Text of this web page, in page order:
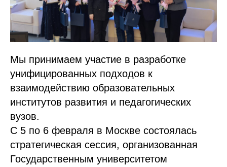
Мы принимаем участие в разработке
унифицированных подходов к
взаимодействию образовательных
институтов развития и педагогических
вузов.
С 5 по 6 февраля в Москве состоялась
стратегическая сессия, организованная
Государственным университетом